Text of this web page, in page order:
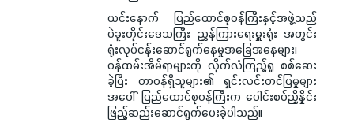
ယင်းနောက် ပြည်ထောင်စုဝန်ကြီးနှင့်အဖွဲ့သည်
ပဲခူးတိုင်းဒေသကြီး ညွှန်ကြားရေးမှူးရုံး အတွင်း
ရုံးလုပ်ငန်းဆောင်ရွက်နေမှုအခြေအနေများ၊
ဝန်ထမ်းအိမ်ရာများကို လိုက်လံကြည့်ရှု စစ်ဆေး
ခဲ့ပြီး တာဝန်ရှိသူများ၏ ရှင်းလင်းတင်ပြမှုများ
အပေါ် ပြည်ထောင်စုဝန်ကြီးက ပေါင်းစပ်ညှိနှိုင်း
ဖြည့်ဆည်းဆောင်ရွက်ပေးခဲ့ပါသည်။